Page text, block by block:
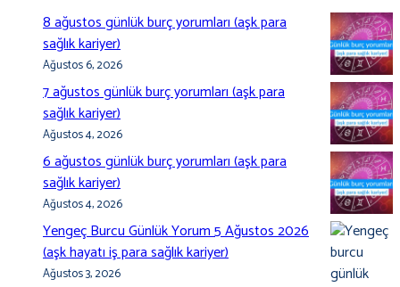
8 ağustos günlük burç yorumları (aşk para
sağlık kariyer)
Ağustos 6, 2026
7 ağustos günlük burç yorumları (aşk para
sağlık kariyer)
Ağustos 4, 2026
6 ağustos günlük burç yorumları (aşk para
sağlık kariyer)
Ağustos 4, 2026
Yengeç Burcu Günlük Yorum 5 Ağustos 2026
(aşk hayatı iş para sağlık kariyer)
Ağustos 3, 2026